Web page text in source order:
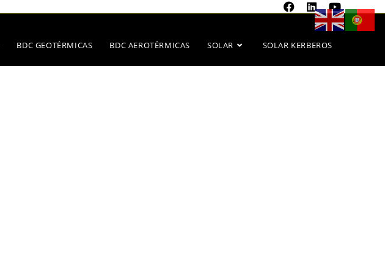
BDC GEOTÉRMICAS BDC AEROTÉRMICAS SOLAR SOLAR KERBEROS